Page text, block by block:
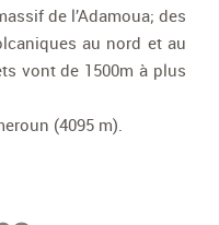
de l’Adamoua; des
au nord et au
vont de 1500m à plus
(4095 m).